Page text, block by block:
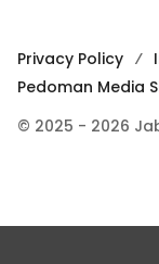
Privacy Policy
Pedoman Media
© 2025 - 2026